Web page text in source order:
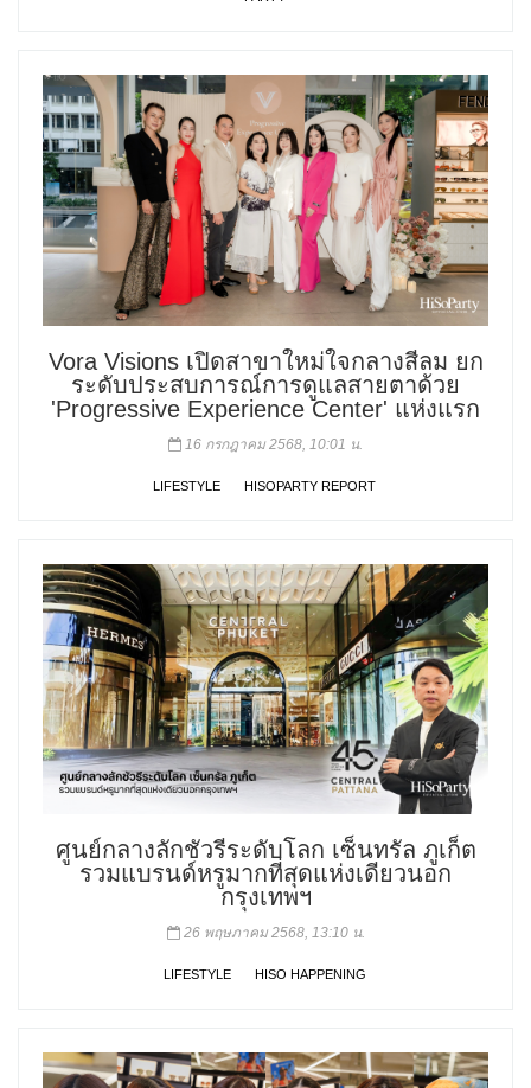
Vora Visions เปิดสาขาใหม่ใจกลางสีลม ยก
ระดับประสบการณ์การดูแลสายตาด้วย
'Progressive Experience Center' แห่งแรก
16 กรกฎาคม 2568, 10:01 น.
LIFESTYLE HISOPARTY REPORT
ศูนย์กลางลักชัวรีระดับโลก เซ็นทรัล ภูเก็ต
รวมแบรนด์หรูมากที่สุดแห่งเดียวนอก
กรุงเทพฯ
26 พฤษภาคม 2568, 13:10 น.
LIFESTYLE HISO HAPPENING